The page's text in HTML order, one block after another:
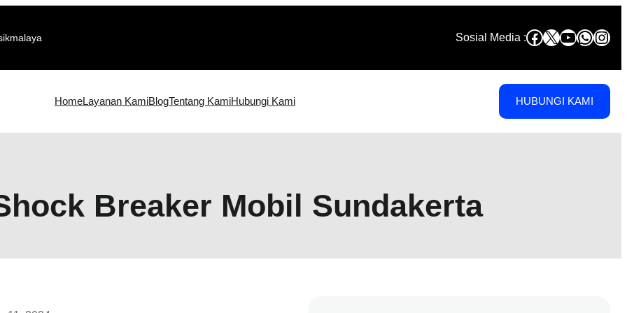
Sosial Media :Facebook
X YouTube
HomeLayanan KamiBlogTentang KamiHubungi Kami HUBUNGI KAMI
Breaker Mobil Sundakerta